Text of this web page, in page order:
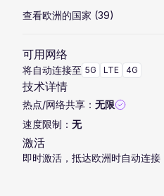
查看欧洲的国家 (39)
可用网络
将自动连接至 5G LTE 4G
技术详情
热点/网络共享： 无限
速度限制： 无
激活
即时激活，抵达欧洲时自动连接